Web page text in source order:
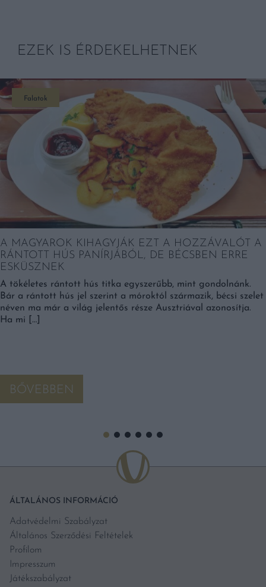
EZEK IS ÉRDEKELHETNEK
Falatok
A MAGYAROK KIHAGYJÁK EZT A HOZZÁVALÓT A
RÁNTOTT HÚS PANÍRJÁBÓL, DE BÉCSBEN ERRE
ESKÜSZNEK
A tökéletes rántott hús titka egyszerűbb, mint gondolnánk.
Bár a rántott hús jel szerint a móroktól származik, bécsi szelet
néven ma már a világ jelentős része Ausztriával azonosítja.
Ha mi […]
BŐVEBBEN
ÁLTALÁNOS INFORMÁCIÓ
Adatvédelmi Szabályzat
Általános Szerződési Feltételek
Profilom
Impresszum
Játékszabályzat